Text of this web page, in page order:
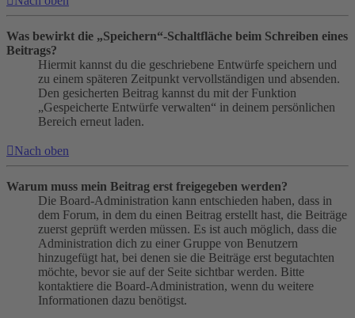
Was bewirkt die „Speichern“-Schaltfläche beim Schreiben eines
Beitrags?
Hiermit kannst du die geschriebene Entwürfe speichern und
zu einem späteren Zeitpunkt vervollständigen und absenden.
Den gesicherten Beitrag kannst du mit der Funktion
„Gespeicherte Entwürfe verwalten“ in deinem persönlichen
Bereich erneut laden.
Nach oben
Warum muss mein Beitrag erst freigegeben werden?
Die Board-Administration kann entschieden haben, dass in
dem Forum, in dem du einen Beitrag erstellt hast, die Beiträge
zuerst geprüft werden müssen. Es ist auch möglich, dass die
Administration dich zu einer Gruppe von Benutzern
hinzugefügt hat, bei denen sie die Beiträge erst begutachten
möchte, bevor sie auf der Seite sichtbar werden. Bitte
kontaktiere die Board-Administration, wenn du weitere
Informationen dazu benötigst.